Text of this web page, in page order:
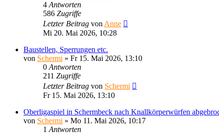
4 Antworten
586 Zugriffe
Letzter Beitrag von Anne
Mi 20. Mai 2026, 10:28
Baustellen, Sperrungen etc.
von Schermi » Fr 15. Mai 2026, 13:10
0 Antworten
211 Zugriffe
Letzter Beitrag von Schermi
Fr 15. Mai 2026, 13:10
Oberligaspiel in Schermbeck nach Knallkörperwürfen
von Schermi » Mo 11. Mai 2026, 10:17
1 Antworten